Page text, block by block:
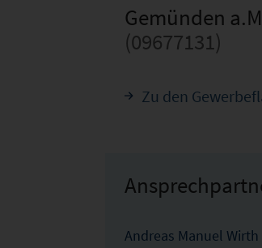
Gemünden
(09677131)
Zu den
Andreas Manuel